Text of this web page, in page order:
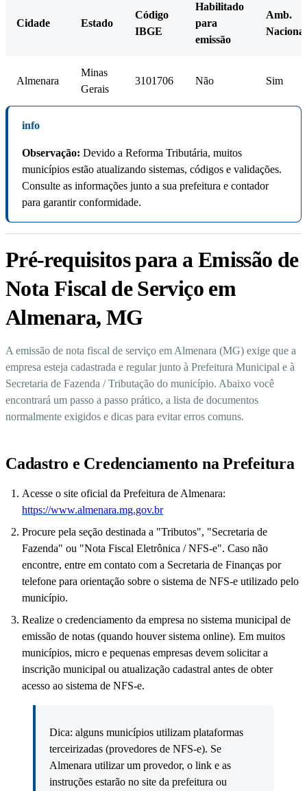
Cidade Estado
Código
IBGE
Habilitado
para
emissão
Amb.
Nacional
Almenara
Minas
Gerais
3101706 Não Sim
info
Observação: Devido a Reforma Tributária, muitos
municípios estão atualizando sistemas, códigos e validações.
Consulte as informações junto a sua prefeitura e contador
para garantir conformidade.
Pré-requisitos para a Emissão de
Nota Fiscal de Serviço em
Almenara, MG
A emissão de nota fiscal de serviço em Almenara (MG) exige que a
empresa esteja cadastrada e regular junto à Prefeitura Municipal e à
Secretaria de Fazenda / Tributação do município. Abaixo você
encontrará um passo a passo prático, a lista de documentos
normalmente exigidos e dicas para evitar erros comuns.
Cadastro e Credenciamento na Prefeitura
Acesse o site oficial da Prefeitura de Almenara:
https://www.almenara.mg.gov.br
Procure pela seção destinada a "Tributos", "Secretaria de
Fazenda" ou "Nota Fiscal Eletrônica / NFS-e". Caso não
encontre, entre em contato com a Secretaria de Finanças por
telefone para orientação sobre o sistema de NFS-e utilizado pelo
município.
Realize o credenciamento da empresa no sistema municipal de
emissão de notas (quando houver sistema online). Em muitos
municípios, micro e pequenas empresas devem solicitar a
inscrição municipal ou atualização cadastral antes de obter
acesso ao sistema de NFS-e.
Dica: alguns municípios utilizam plataformas
terceirizadas (provedores de NFS-e). Se
Almenara utilizar um provedor, o link e as
instruções estarão no site da prefeitura ou